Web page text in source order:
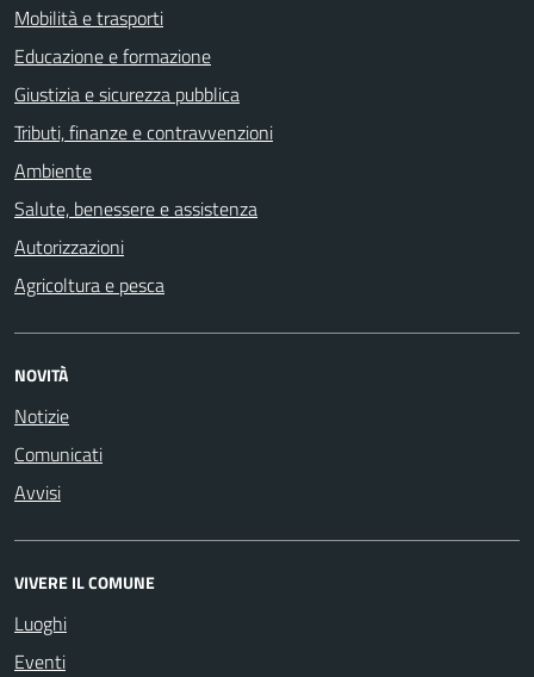
Mobilità e trasporti
Educazione e formazione
Giustizia e sicurezza pubblica
Tributi, finanze e contravvenzioni
Ambiente
Salute, benessere e assistenza
Autorizzazioni
Agricoltura e pesca
NOVITÀ
Notizie
Comunicati
Avvisi
VIVERE IL COMUNE
Luoghi
Eventi